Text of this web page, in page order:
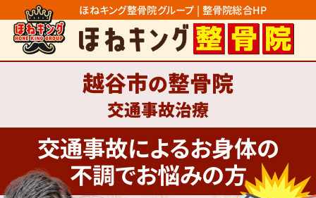
ほねキング整骨院グループ | 整骨院総合HP
越谷市の整骨院
交通事故治療
交通事故によるお身体の
不調でお悩みの方